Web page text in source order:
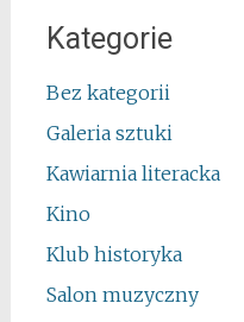
Kategorie
Bez kategorii
Galeria sztuki
Kawiarnia literacka
Kino
Klub historyka
Salon muzyczny